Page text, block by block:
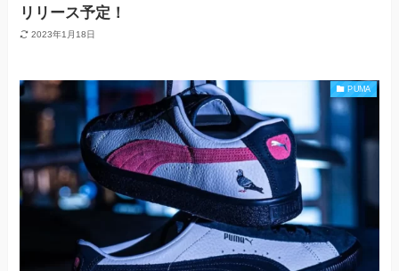
リリース予定！
2023年1月18日
PUMA